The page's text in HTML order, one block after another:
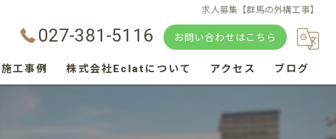
求人募集【群馬の外構工事】
027-381-5116 お問い合わせはこちら
施工事例 株式会社Eclatについて アクセス ブログ